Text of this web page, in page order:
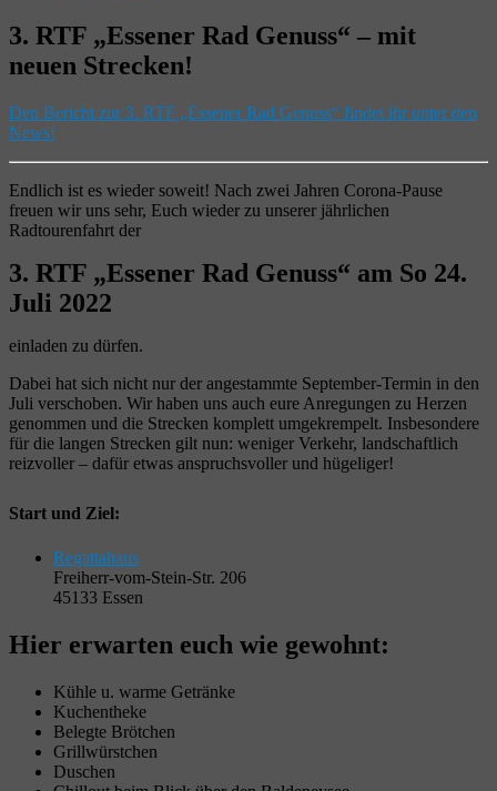
3. RTF „Essener Rad Genuss“ – mit
neuen Strecken!
Den Bericht zur 3. RTF „Essener Rad Genuss“ findet ihr unter den
News!
Endlich ist es wieder soweit! Nach zwei Jahren Corona-Pause
freuen wir uns sehr, Euch wieder zu unserer jährlichen
Radtourenfahrt der
3. RTF „Essener Rad Genuss“ am So 24.
Juli 2022
einladen zu dürfen.
Dabei hat sich nicht nur der angestammte September-Termin in den
Juli verschoben. Wir haben uns auch eure Anregungen zu Herzen
genommen und die Strecken komplett umgekrempelt. Insbesondere
für die langen Strecken gilt nun: weniger Verkehr, landschaftlich
reizvoller – dafür etwas anspruchsvoller und hügeliger!
Start und Ziel:
Regattahaus
Freiherr-vom-Stein-Str. 206
45133 Essen
Hier erwarten euch wie gewohnt:
Kühle u. warme Getränke
Kuchentheke
Belegte Brötchen
Grillwürstchen
Duschen